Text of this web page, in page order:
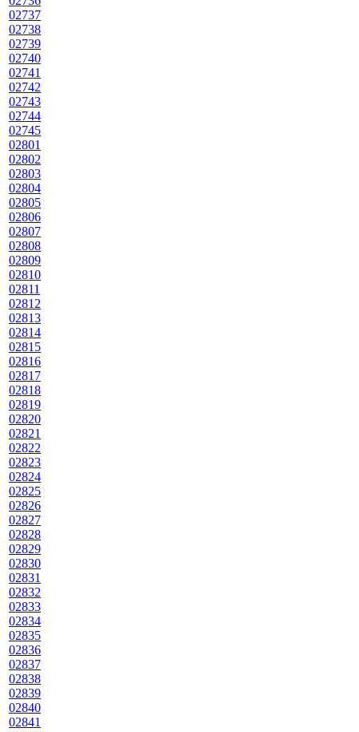
02737
02738
02739
02740
02741
02742
02743
02744
02745
02801
02802
02803
02804
02805
02806
02807
02808
02809
02810
02811
02812
02813
02814
02815
02816
02817
02818
02819
02820
02821
02822
02823
02824
02825
02826
02827
02828
02829
02830
02831
02832
02833
02834
02835
02836
02837
02838
02839
02840
02841